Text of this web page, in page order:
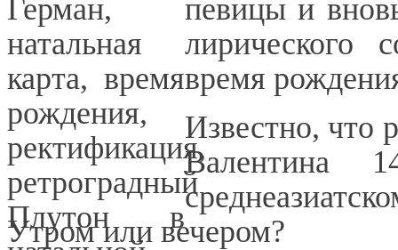
певицы и
лирического
время
Известно, что
Валентина
Утром или вечером?